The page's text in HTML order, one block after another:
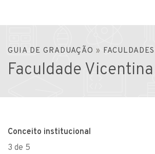
GUIA DE GRADUAÇÃO » FACULDADES
Faculdade Vicentina
Conceito institucional
3 de 5